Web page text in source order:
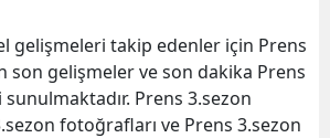
Antalya
Artvin
gelişmeleri takip edenler için Prens
son gelişmeler ve son dakika Prens
Prens 3.sezon
fotoğrafları ve Prens 3.sezon